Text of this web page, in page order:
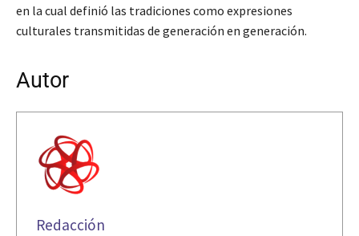
en la cual definió las tradiciones como expresiones
culturales transmitidas de generación en generación.
Autor
Redacción